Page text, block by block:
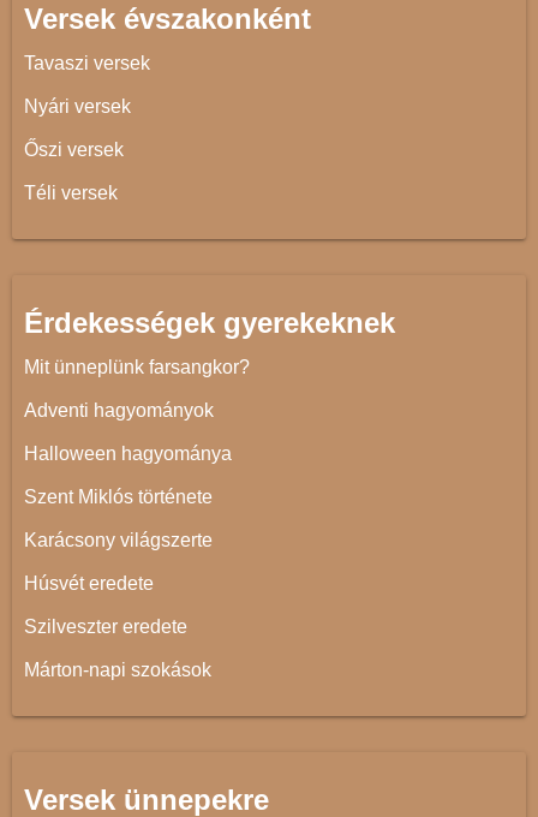
Versek évszakonként
Tavaszi versek
Nyári versek
Őszi versek
Téli versek
Érdekességek gyerekeknek
Mit ünneplünk farsangkor?
Adventi hagyományok
Halloween hagyománya
Szent Miklós története
Karácsony világszerte
Húsvét eredete
Szilveszter eredete
Márton-napi szokások
Versek ünnepekre